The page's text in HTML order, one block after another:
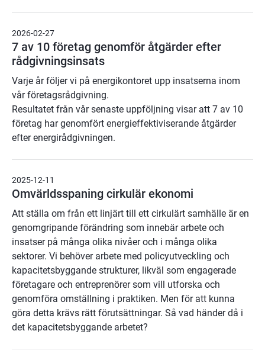
2026-02-27
7 av 10 företag genomför åtgärder efter
rådgivningsinsats
Varje år följer vi på energikontoret upp insatserna inom
vår företagsrådgivning.
Resultatet från vår senaste uppföljning visar att 7 av 10
företag har genomfört energieffektiviserande åtgärder
efter energirådgivningen.
2025-12-11
Omvärldsspaning cirkulär ekonomi
Att ställa om från ett linjärt till ett cirkulärt samhälle är en
genomgripande förändring som innebär arbete och
insatser på många olika nivåer och i många olika
sektorer. Vi behöver arbete med policyutveckling och
kapacitetsbyggande strukturer, likväl som engagerade
företagare och entreprenörer som vill utforska och
genomföra omställning i praktiken. Men för att kunna
göra detta krävs rätt förutsättningar. Så vad händer då i
det kapacitetsbyggande arbetet?